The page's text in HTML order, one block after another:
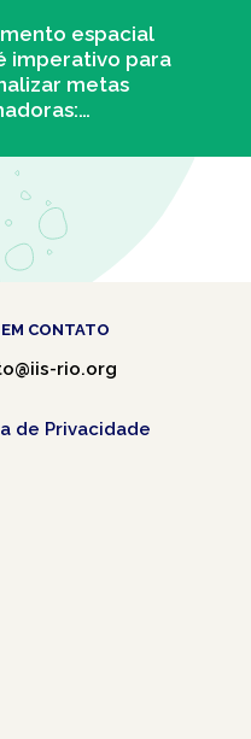
espacial
imperativo para
metas
Biodiversidade Pós-
CONTATO
rio.org
de Privacidade